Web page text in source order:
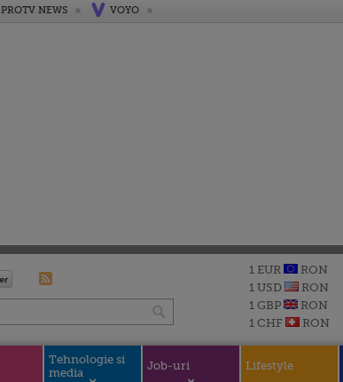
PROTV NEWS VOYO
1 EUR
RON
1 USD
RON
1 GBP
RON
1 CHF
RON
Tehnologie si
media
Job-uri Lifestyle